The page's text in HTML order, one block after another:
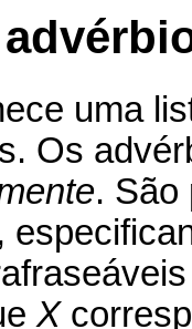
uma
Os
. São
X